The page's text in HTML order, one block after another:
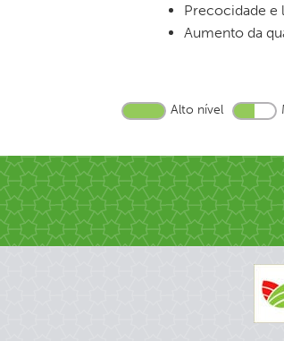
Precocidade e
Aumento da
Alto nível